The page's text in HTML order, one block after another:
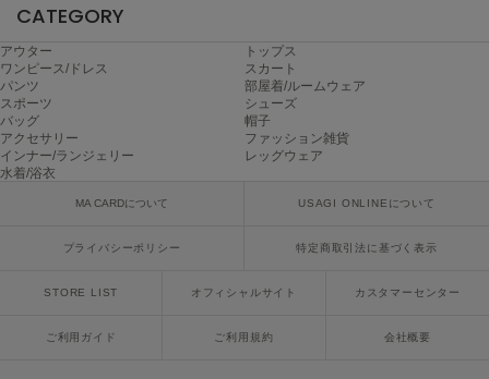
Reebok
リーボック
SALOMON
サロモン
サンリオハウス
SESAME STREET MARKET
CATEGORY
アウター
トップス
ワンピース/ドレス
スカート
パンツ
部屋着/ルームウェア
スポーツ
シューズ
バッグ
帽子
アクセサリー
ファッション雑貨
インナー/ランジェリー
レッグウェア
水着/浴衣
MA CARDについて USAGI ONLINEについて
プライバシーポリシー 特定商取引法に基づく表示
STORE LIST オフィシャルサイト カスタマーセンター
ご利用ガイド ご利用規約 会社概要